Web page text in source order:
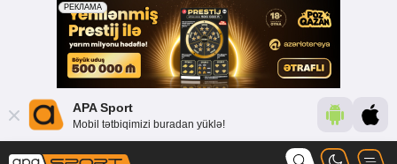
APA Sport
Mobil tətbiqimizi buradan yüklə!